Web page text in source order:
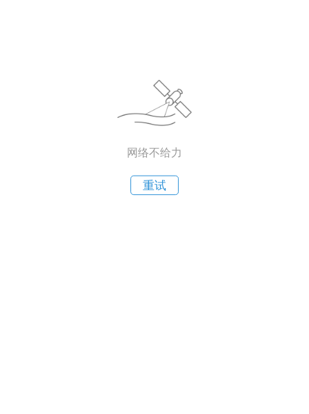
网络不给力
重试